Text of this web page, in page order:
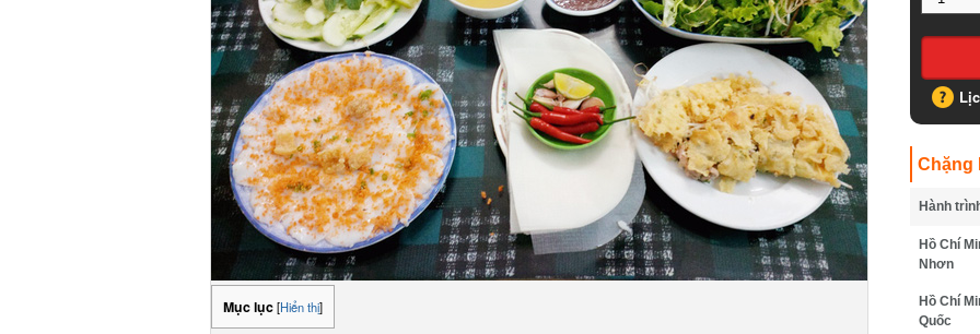
Mục lục [Hiển thị]
Chặng
Hành trình*
Hồ Chí
Nhơn
Hồ Chí
Quốc